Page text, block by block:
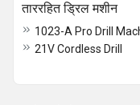
ताररहित ड्रिल मशीन
1023-A Pro Drill
21V Cordless Drill